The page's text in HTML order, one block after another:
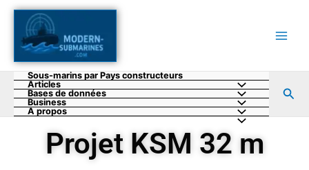
Aller
contenu
Sous-marins par Pays constructeurs
Articles
Bases de données
Business
A propos
Projet KSM 32 m